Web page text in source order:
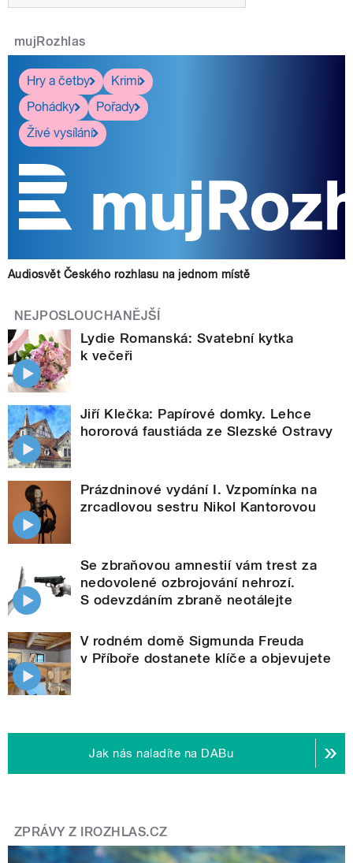
mujRozhlas
Hry a četby
Krimi
Pohádky
Pořady
Živé vysílání
Audiosvět Českého rozhlasu na jednom místě
NEJPOSLOUCHANĚJŠÍ
Lydie Romanská: Svatební kytka
k večeři
Jiří Klečka: Papírové domky. Lehce
hororová faustiáda ze Slezské Ostravy
Prázdninové vydání I. Vzpomínka na
zrcadlovou sestru Nikol Kantorovou
Se zbraňovou amnestií vám trest za
nedovolené ozbrojování nehrozí.
S odevzdáním zbraně neotálejte
V rodném domě Sigmunda Freuda
v Příboře dostanete klíče a objevujete
Jak nás naladíte na DABu
ZPRÁVY Z IROZHLAS.CZ